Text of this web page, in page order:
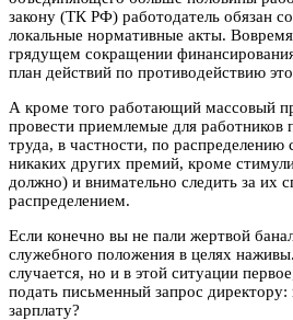
закону (ТК РФ) работодатель обязан
локальные нормативные акты.
грядущем сокращении
план действий по противодействию
А кроме того работающий массовый
провести приемлемые для работников
труда, в частности, по
никаких других премий, кроме
должно) и внимательно следить за их
распределением.
Если конечно вы не пали жертвой
служебного положения в целях
случается, но и в этой ситуации
подать письменный запрос
зарплату?